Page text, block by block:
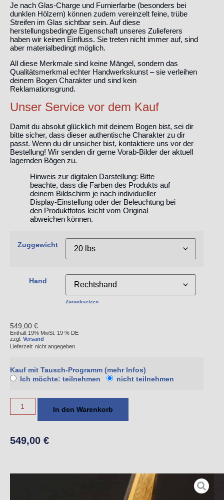
Je nach Glas-Charge und Furnierfarbe (besonders bei
dunklen Hölzern) können zudem vereinzelt feine, trübe
Streifen im Glas sichtbar sein. Auf diese
herstellungsbedingte Eigenschaft unseres Zulieferers
haben wir keinen Einfluss. Sie treten nicht immer auf, sind
aber materialbedingt möglich.
All diese Merkmale sind keine Mängel, sondern das
Qualitätsmerkmal echter Handwerkskunst – sie verleihen
deinem Bogen Charakter und sind kein
Reklamationsgrund.
Unser Service vor dem Kauf
Damit du absolut glücklich mit deinem Bogen bist, sei dir
bitte sicher, dass dieser authentische Charakter zu dir
passt. Wenn du dir unsicher bist, kontaktiere uns vor der
Bestellung! Wir senden dir gerne Vorab-Bilder der aktuell
lagernden Bögen zu.
Hinweis zur digitalen Darstellung: Bitte
beachte, dass die Farben des Produkts auf
deinem Bildschirm je nach individueller
Display-Einstellung oder der Beleuchtung bei
den Produktfotos leicht vom Original
abweichen können.
Zuggewicht
Hand
Zurücksetzen
549,00 €
Enthält 19% MwSt. 19 % DE
zzgl. Versand
Lieferzeit: nicht angegeben
Kauf mit Tausch-Programm (mehr Infos)
Ich möchte: teilnehmen
nicht teilnehmen
In den Warenkorb
549,00 €